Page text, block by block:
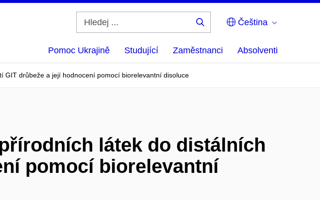
Čeština
Pomoc Ukrajině Studující Zaměstnanci Absolventi
drůbeže a její hodnocení pomocí biorelevantní disoluce
látek do distálních
pomocí biorelevantní